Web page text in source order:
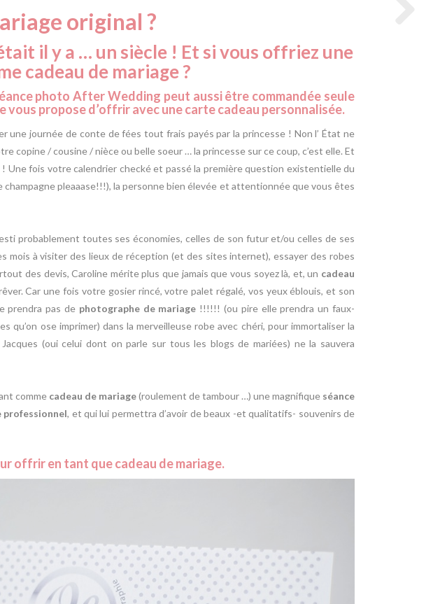
original ?
il y a … un siècle ! Et si vous offriez une
cadeau de mariage ?
photo After Wedding peut aussi être commandée seule
vous propose d’offrir avec une carte cadeau personnalisée.
une journée de conte de fées tout frais payés par la princesse ! Non l’ État ne
copine / cousine / nièce ou belle soeur … la princesse sur ce coup, c’est elle. Et
fois votre calendrier checké et passé la première question existentielle du
pleaaase!!!), la personne bien élevée et attentionnée que vous êtes
probablement toutes ses économies, celles de son futur et/ou celles de ses
mois à visiter des lieux de réception (et des sites internet), essayer des robes
des devis, Caroline mérite plus que jamais que vous soyez là, et, un cadeau
Car une fois votre gosier rincé, votre palet régalé, vos yeux éblouis, et son
prendra pas de photographe de mariage !!!!!! (ou pire elle prendra un faux-
qu’on ose imprimer) dans la merveilleuse robe avec chéri, pour immortaliser la
(oui celui dont on parle sur tous les blogs de mariées) ne la sauvera
comme cadeau de mariage(roulement de tambour …) une magnifique séance
professionnel, et qui lui permettra d’avoir de beaux -et qualitatifs- souvenirs de
offrir en tant quecadeau de mariage.